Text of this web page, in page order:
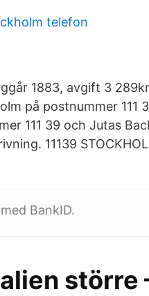
telefon
1883, avgift 3
på postnummer 111
111 39 och Jutas
11139
BankID.
större